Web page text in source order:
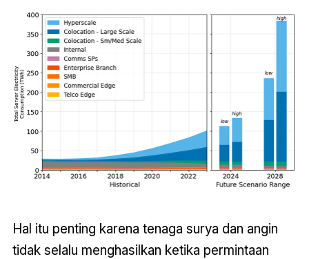
Hal itu penting karena tenaga surya dan angin
tidak selalu menghasilkan ketika permintaan